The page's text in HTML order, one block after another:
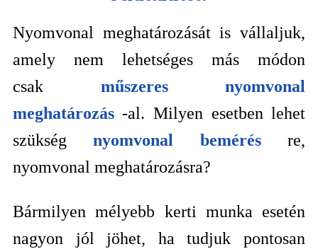
Nyomvonal meghatározását is vállaljuk,
amely nem lehetséges más módon
csak műszeres nyomvonal
meghatározás-al. Milyen esetben lehet
szükségnyomvonal bemérésre,
nyomvonal meghatározásra?
Bármilyen mélyebb kerti munka esetén
nagyon jól jöhet, ha tudjuk pontosan